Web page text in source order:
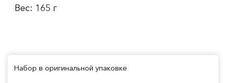
Вес: 165 г
Набор в оригинальной упаковке